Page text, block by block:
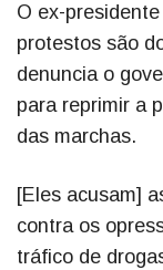
O ex-
protestos são
denuncia o
para reprimir a
das marchas.
[Eles acusam]
contra os
tráfico de